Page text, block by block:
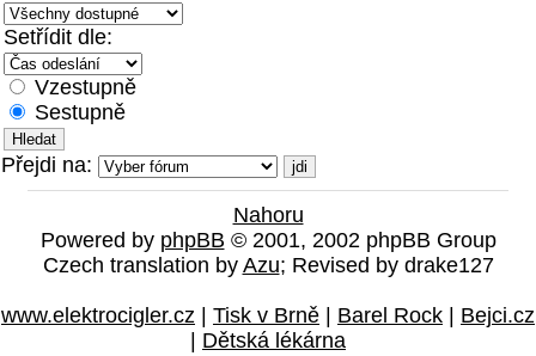
Setřídit dle:
Vzestupně
Sestupně
Přejdi na:
Nahoru
Powered by phpBB © 2001, 2002 phpBB Group
Czech translation by Azu; Revised by drake127
www.elektrocigler.cz Tisk v Brně Barel Rock
Bejci.cz
Dětská lékárna